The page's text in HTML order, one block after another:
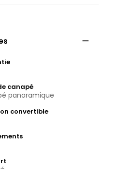

canapé
panoramique
convertible